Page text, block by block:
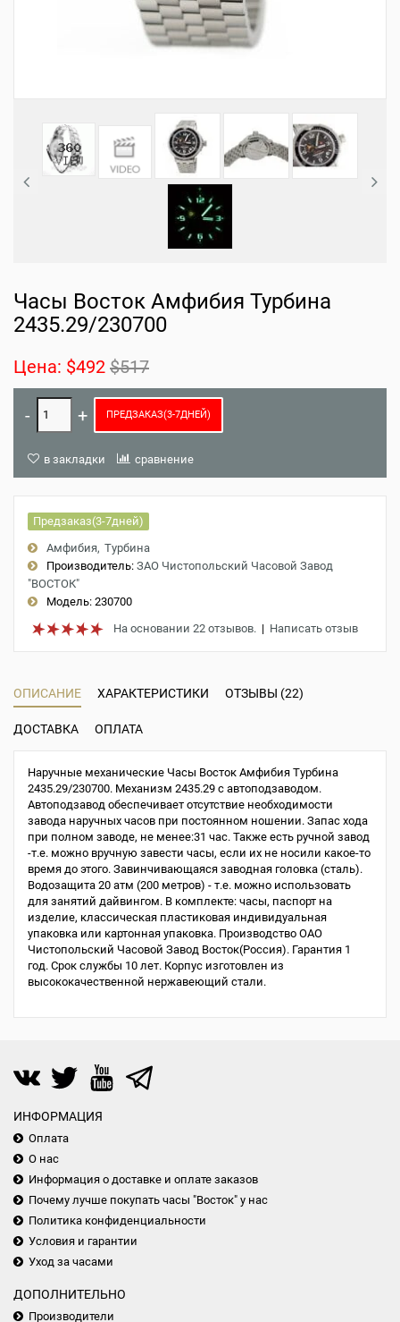
Часы Восток Амфибия Турбина
2435.29/230700
Цена: $492 $517
ПРЕДЗАКАЗ(3-7ДНЕЙ)
в закладки сравнение
Предзаказ(3-7дней)
Амфибия Турбина
Производитель: ЗАО Чистопольский Часовой Завод
"ВОСТОК"
Модель: 230700
На основании 22 отзывов. | Написать отзыв
ОПИСАНИЕ ХАРАКТЕРИСТИКИ ОТЗЫВЫ (22)
ДОСТАВКА ОПЛАТА
Наручные механические Часы Восток Амфибия Турбина
2435.29/230700. Механизм 2435.29 с автоподзаводом.
Автоподзавод обеспечивает отсутствие необходимости
завода наручных часов при постоянном ношении. Запас хода
при полном заводе, не менее:31 час. Также есть ручной завод
-т.е. можно вручную завести часы, если их не носили какое-то
время до этого. Завинчивающаяся заводная головка (сталь).
Водозащита 20 атм (200 метров) - т.е. можно использовать
для занятий дайвингом. В комплекте: часы, паспорт на
изделие, классическая пластиковая индивидуальная
упаковка или картонная упаковка. Производство ОАО
Чистопольский Часовой Завод Восток(Россия). Гарантия 1
год. Срок службы 10 лет. Корпус изготовлен из
высококачественной нержавеющий стали.
ИНФОРМАЦИЯ
Оплата
О нас
Информация о доставке и оплате заказов
Почему лучше покупать часы "Восток" у нас
Политика конфиденциальности
Условия и гарантии
Уход за часами
ДОПОЛНИТЕЛЬНО
Производители